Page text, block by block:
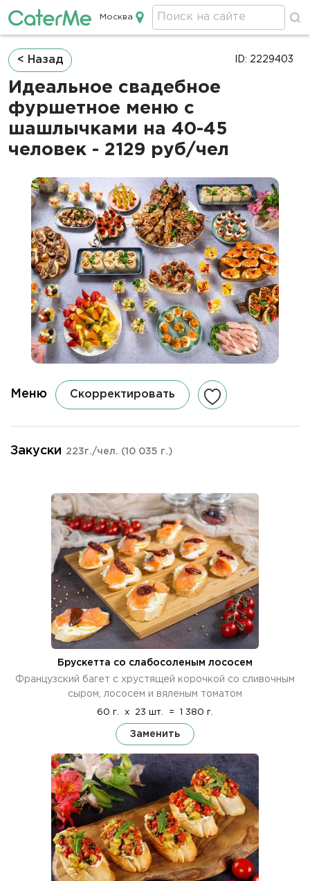
Кейтеринг в Москве
Москва
Строка
навигации
< Назад
Идеальное свадебное
фуршетное меню с
шашлычками на 40-45
человек - 2129 руб/чел
ID: 2229403
Меню Скорректировать
Закуски 223г./чел. (10 035 г.)
Брускетта со слабосоленым лососем
Французский багет с хрустящей корочкой со сливочным
сыром, лососем и вяленым томатом
60 г. x 23 шт. = 1 380 г.
Заменить